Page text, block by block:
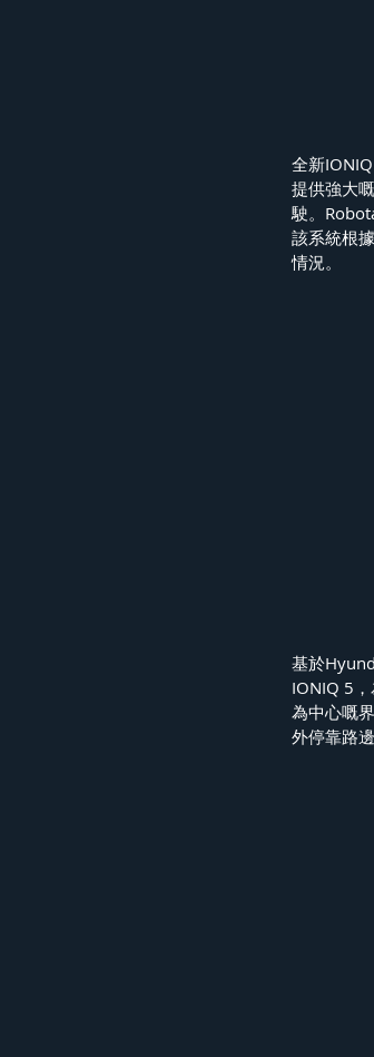
全新
提供強大
駛。
該系統根
情況。
基於
IONIQ 5
為中心嘅
外停靠路邊